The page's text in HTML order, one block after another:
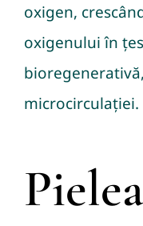
oxigen,
oxigenului în
microcirculației.
Pielea